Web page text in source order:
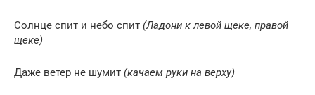
Солнце спит и небо спит (Ладони к левой щеке, правой
щеке)
Даже ветер не шумит (качаем руки на верху)